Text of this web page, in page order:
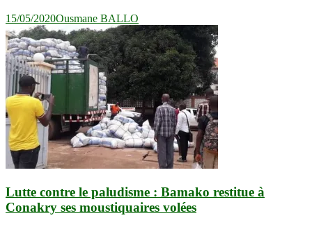
15/05/2020Ousmane BALLO
Lutte contre le paludisme : Bamako restitue à
Conakry ses moustiquaires volées